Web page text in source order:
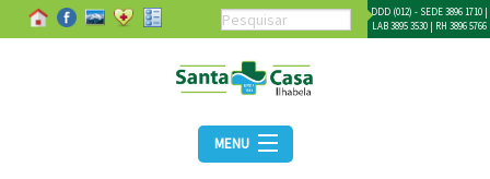
DDD (012) - SEDE 3896 1710 |
LAB 3895 3530 | RH 3896 5766
MENU